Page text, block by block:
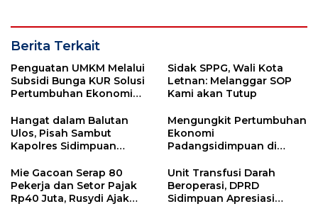
Berita Terkait
Penguatan UMKM Melalui
Subsidi Bunga KUR Solusi
Pertumbuhan Ekonomi
Sidak SPPG, Wali Kota
Letnan: Melanggar SOP
Kami akan Tutup
Hangat dalam Balutan
Ulos, Pisah Sambut
Kapolres Sidimpuan
Mengungkit Pertumbuhan
Ekonomi
Padangsidimpuan di
Anggaran
Mie Gacoan Serap 80
Pekerja dan Setor Pajak
Rp40 Juta, Rusydi Ajak
Unit Transfusi Darah
Beroperasi, DPRD
Sidimpuan Apresiasi